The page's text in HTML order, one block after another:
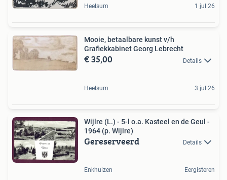
Heelsum 1 jul 26
Mooie, betaalbare kunst v/h
Grafiekkabinet Georg Lebrecht
€ 35,00 Details
Heelsum 3 jul 26
Wijlre (L.) - 5-l o.a. Kasteel en de Geul -
1964 (p. Wijlre)
Gereserveerd Details
Enkhuizen Eergisteren